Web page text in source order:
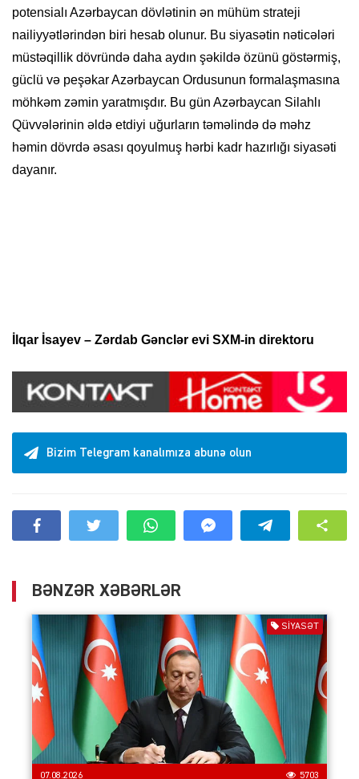
potensialı Azərbaycan dövlətinin ən mühüm strateji
nailiyyətlərindən biri hesab olunur. Bu siyasətin nəticələri
müstəqillik dövründə daha aydın şəkildə özünü göstərmiş,
güclü və peşəkar Azərbaycan Ordusunun formalaşmasına
möhkəm zəmin yaratmışdır. Bu gün Azərbaycan Silahlı
Qüvvələrinin əldə etdiyi uğurların təməlində də məhz
həmin dövrdə əsası qoyulmuş hərbi kadr hazırlığı siyasəti
dayanır.
İlqar İsayev – Zərdab Gənclər evi SXM-in direktoru
Bizim Telegram kanalımıza abunə olun
BƏNZƏR XƏBƏRLƏR
SIYASƏT
07.08.2026 5703